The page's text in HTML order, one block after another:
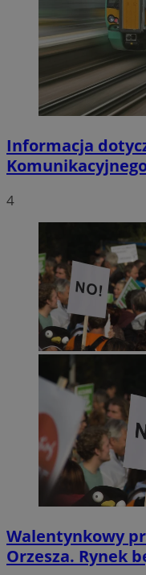
Informacja
4
Walentynkowy
Orzesza. Rynek